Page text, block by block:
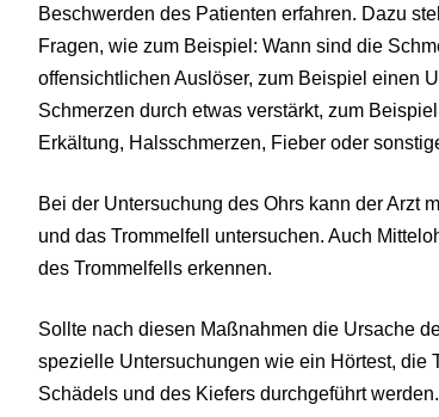
Beschwerden des Patienten erfahren. Dazu
Fragen, wie zum Beispiel: Wann sind die
offensichtlichen Auslöser, zum Beispiel einen
Schmerzen durch etwas verstärkt, zum
Erkältung, Halsschmerzen, Fieber oder
Bei der Untersuchung des Ohrs kann der Arzt
und das Trommelfell untersuchen. Auch
des Trommelfells erkennen.
Sollte nach diesen Maßnahmen die Ursache
spezielle Untersuchungen wie ein Hörtest, die
Schädels und des Kiefers durchgeführt werden.